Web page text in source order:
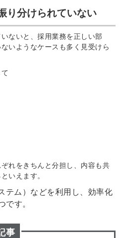
り分けられていない
ないと、採用業務を正しい部
いようなケースも多く見受けら
れをきちんと分担し、内容も共
いえます。
テム）などを利用し、効率化
です。
事